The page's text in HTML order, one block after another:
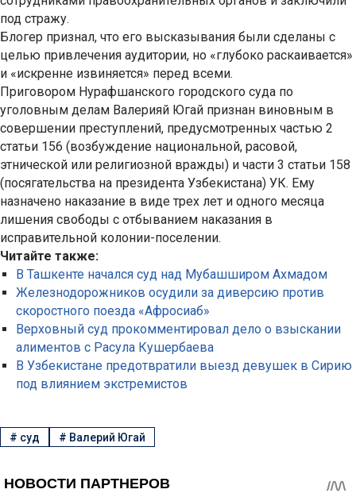
под стражу.
Блогер признал, что его высказывания были сделаны с
целью привлечения аудитории, но «глубоко раскаивается»
и «искренне извиняется» перед всеми.
Приговором Нурафшанского городского суда по
уголовным делам Валерияй Югай признан виновным в
совершении преступлений, предусмотренных частью 2
статьи 156 (возбуждение национальной, расовой,
этнической или религиозной вражды) и части 3 статьи 158
(посягательства на президента Узбекистана) УК. Ему
назначено наказание в виде трех лет и одного месяца
лишения свободы с отбыванием наказания в
исправительной колонии-поселении.
Читайте также:
В Ташкенте начался суд над Мубашширом Ахмадом
Железнодорожников осудили за диверсию против
скоростного поезда «Афросиаб»
Верховный суд прокомментировал дело о взыскании
алиментов с Расула Кушербаева
В Узбекистане предотвратили выезд девушек в Сирию
под влиянием экстремистов
# суд # Валерий Югай